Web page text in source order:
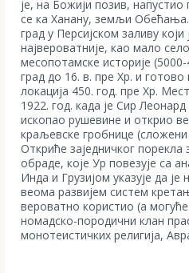
је, на Божији позив,
се ка Ханану, земљи Обећања.
град у Персијском заливу који
највероватније, као мало
месопотамске историје
град до 16. в. пре Хр. и
локација 450. год. пре Хр.
1922. год. када је Сир
ископао рушевине и открио
краљевске гробнице
Откриће заједничког
обраде, које Ур повезује са
Инда и Грузијом указује да
веома развијем систем
вероватно користио (а
номадско-породични клан
монотеистичких религија,